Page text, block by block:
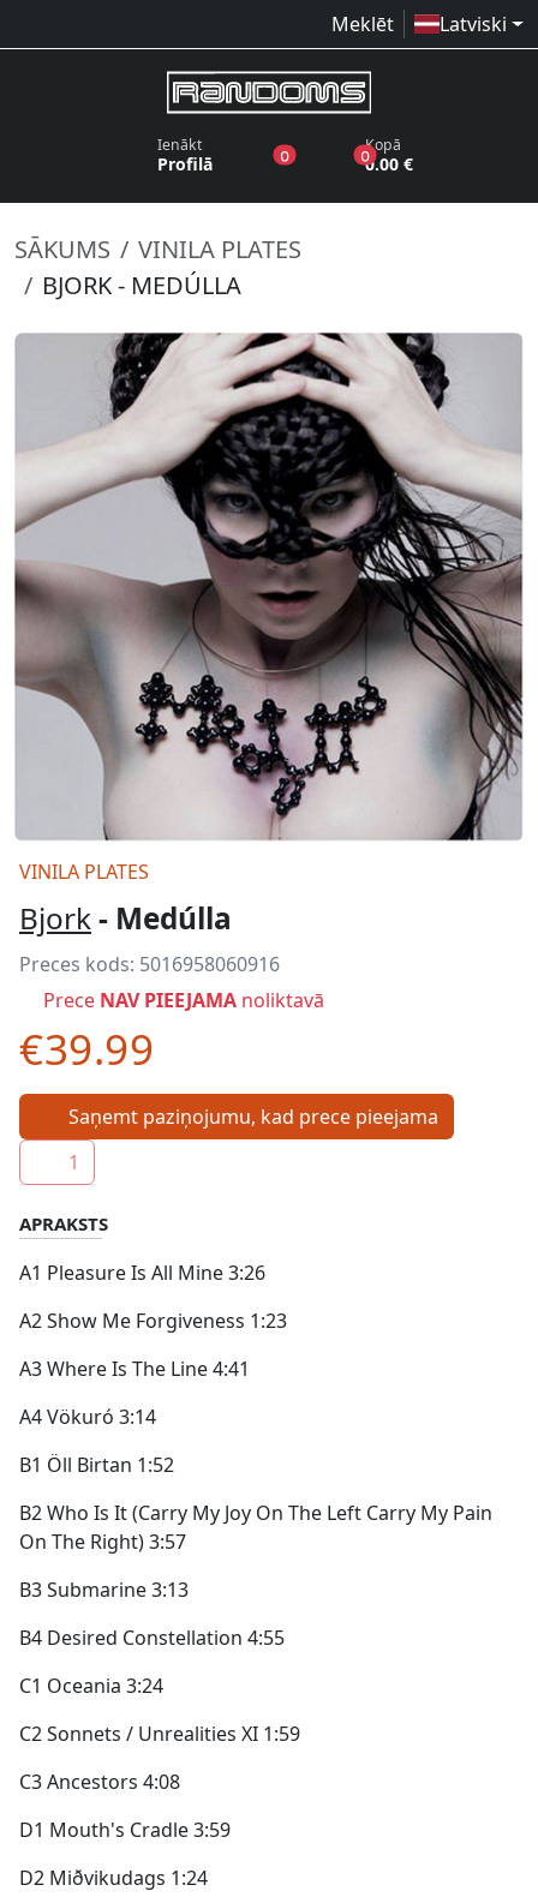
Meklēt Latviski
Ienākt
Profilā 0produkti vēlmju sarakstā
0produkti grozā
Kopā
0.00 €
SĀKUMS
VINILA PLATES
BJORK - MEDÚLLA
VINILA PLATES
Bjork- Medúlla
Preces kods: 5016958060916
Prece NAV PIEEJAMA noliktavā
€39.99
Saņemt paziņojumu, kad prece pieejama
1
APRAKSTS
A1 Pleasure Is All Mine 3:26
A2 Show Me Forgiveness 1:23
A3 Where Is The Line 4:41
A4 Vökuró 3:14
B1 Öll Birtan 1:52
B2 Who Is It (Carry My Joy On The Left Carry My Pain
On The Right) 3:57
B3 Submarine 3:13
B4 Desired Constellation 4:55
C1 Oceania 3:24
C2 Sonnets / Unrealities XI 1:59
C3 Ancestors 4:08
D1 Mouth's Cradle 3:59
D2 Miðvikudags 1:24